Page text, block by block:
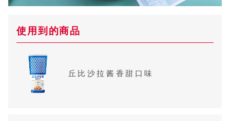
使用到的商品
丘比沙拉酱香甜口味